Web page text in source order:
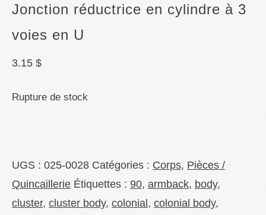
Jonction réductrice en cylindre à 3
voies en U
3.15 $
Rupture de stock
UGS : 025-0028 Catégories : Corps, Pièces /
Quincaillerie Étiquettes : 90, armback, body,
cluster, cluster body, colonial, colonial body,